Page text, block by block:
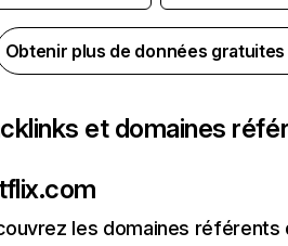
Obtenir plus de données
et domaines
les domaines référents